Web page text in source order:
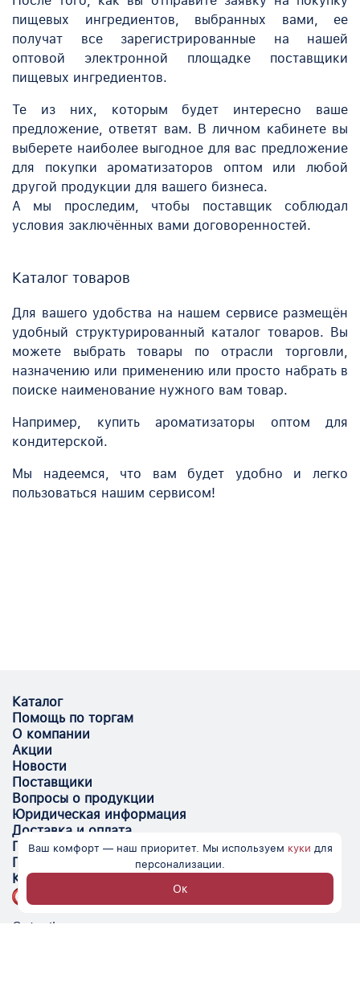
пищевых ингредиентов, выбранных вами, ее
получат все зарегистрированные на нашей
оптовой электронной площадке поставщики
пищевых ингредиентов.
Те из них, которым будет интересно ваше
предложение, ответят вам. В личном кабинете вы
выберете наиболее выгодное для вас предложение
для покупки ароматизаторов оптом или любой
другой продукции для вашего бизнеса.
А мы проследим, чтобы поставщик соблюдал
условия заключённых вами договоренностей.
Каталог товаров
Для вашего удобства на нашем сервисе размещён
удобный структурированный каталог товаров. Вы
можете выбрать товары по отрасли торговли,
назначению или применению или просто набрать в
поиске наименование нужного вам товар.
Например, купить ароматизаторы оптом для
кондитерской.
Мы надеемся, что вам будет удобно и легко
пользоваться нашим сервисом!
Optovik.com - электронная площадка для
Каталог
Помощь по торгам
О компании
Акции
Новости
Поставщики
Вопросы о продукции
Юридическая информация
Доставка и оплата
Поставщикам
Помощь
Контакты
Ваш комфорт — наш приоритет. Мы используем куки для
персонализации.
Ок